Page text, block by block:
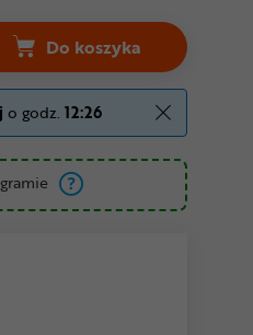
Do koszyka
Pompka BETO 2
o godz. 12:26